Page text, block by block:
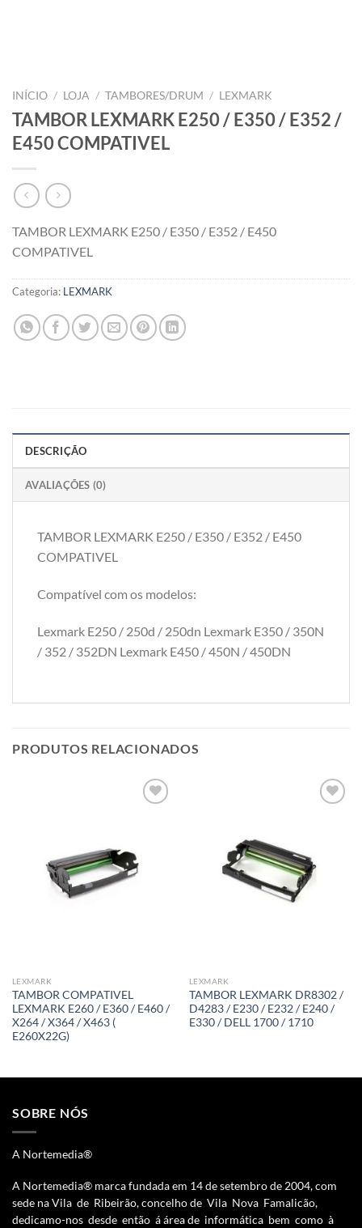
INÍCIO / LOJA / TAMBORES/DRUM / LEXMARK
TAMBOR LEXMARK E250 / E350 / E352 /
E450 COMPATIVEL
TAMBOR LEXMARK E250 / E350 / E352 / E450
COMPATIVEL
Categoria: LEXMARK
DESCRIÇÃO
AVALIAÇÕES (0)
TAMBOR LEXMARK E250 / E350 / E352 / E450
COMPATIVEL
Compatível com os modelos:
Lexmark E250 / 250d / 250dn Lexmark E350 / 350N
/ 352 / 352DN Lexmark E450 / 450N / 450DN
PRODUTOS RELACIONADOS
LEXMARK
TAMBOR COMPATIVEL
LEXMARK E260 / E360 / E460 /
X264 / X364 / X463 (
E260X22G)
LEXMARK
TAMBOR LEXMARK DR8302 /
D4283 / E230 / E232 / E240 /
E330 / DELL 1700 / 1710
SOBRE NÓS
A Nortemedia®
A Nortemedia® marca fundada em 14 de setembro de 2004, com
sede na Vila de Ribeirão, concelho de Vila Nova Famalicão,
dedicamo-nos desde então á área de informática bem como à